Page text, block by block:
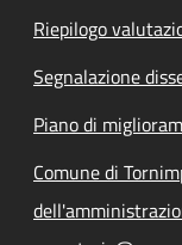
Riepilogo
Segnalazione
Piano di
Comune di